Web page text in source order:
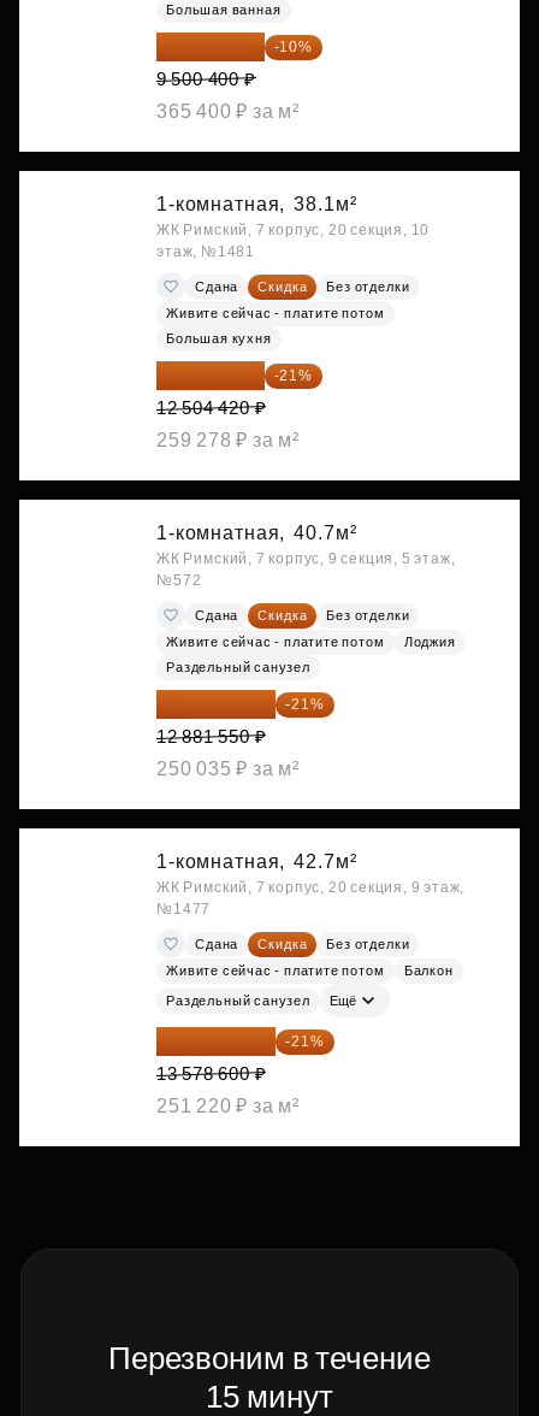
Большая ванная
-10%
9 500 400 ₽
365 400 ₽ за м²
1-комнатная, 38.1м²
ЖК Римский, 7 корпус, 20 секция, 10
этаж, №1481
Сдана Скидка
Без отделки
Живите сейчас - платите потом
Большая кухня
-21%
12 504 420 ₽
259 278 ₽ за м²
1-комнатная, 40.7м²
ЖК Римский, 7 корпус, 9 секция, 5 этаж,
№572
Сдана Скидка
Без отделки
Живите сейчас - платите потом
Лоджия
Раздельный санузел
10 176 425 ₽ -21%
12 881 550 ₽
250 035 ₽ за м²
1-комнатная, 42.7м²
ЖК Римский, 7 корпус, 20 секция, 9 этаж,
№1477
Сдана Скидка
Без отделки
Живите сейчас - платите потом
Балкон
Раздельный санузел Ещё
10 727 094 ₽ -21%
13 578 600 ₽
251 220 ₽ за м²
Перезвоним в течение
15 минут